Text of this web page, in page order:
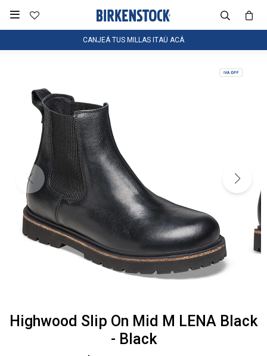

CANJEÁ TUS MILLAS ITAÚ ACÁ
Highwood Slip On Mid M LENA Black
- Black